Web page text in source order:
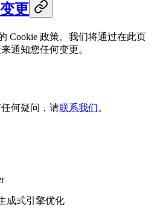
更
Cookie 政策。我们将通过在此页
通知您任何变更。
何疑问，请联系我们。
成式引擎优化